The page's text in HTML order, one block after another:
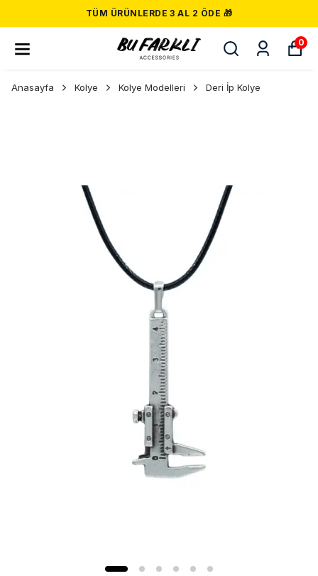
TÜM ÜRÜNLERDE 3 AL 2 ÖDE 🎁
0
Anasayfa Kolye Kolye Modelleri Deri İp Kolye